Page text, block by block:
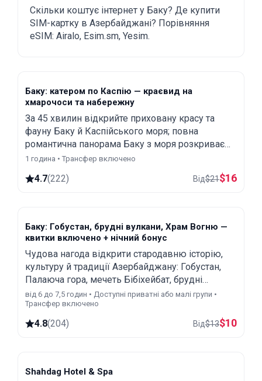
SIM-картку та eSIM у Баку
Скільки коштує інтернет у Баку? Де купити
SIM-картку в Азербайджані? Порівняння
eSIM: Airalo, Esim.sm, Yesim.
Баку: катером по Каспію — краєвид на
хмарочоси та набережну
За 45 хвилин відкрийте приховану красу та
фауну Баку й Каспійського моря; повна
романтична панорама Баку з моря розкриває
красу, що поєднує архітектуру Сходу й Заходу.
1 година • Трансфер включено
4.7(222) Від$21$16
Баку: Гобустан, брудні вулкани, Храм Вогню —
квитки включено + нічний бонус
Чудова нагода відкрити стародавню історію,
культуру й традиції Азербайджану: Гобустан,
Палаюча гора, мечеть Бібіхейбат, брудні
вулкани, Храм Вогню та нічний тур.
від 6 до 7,5 годин • Доступні приватні або малі групи •
Трансфер включено
4.8(204) Від$13$10
Shahdag
Shahdag Hotel & Spa